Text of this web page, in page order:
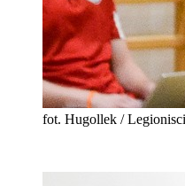
fot. Hugollek /